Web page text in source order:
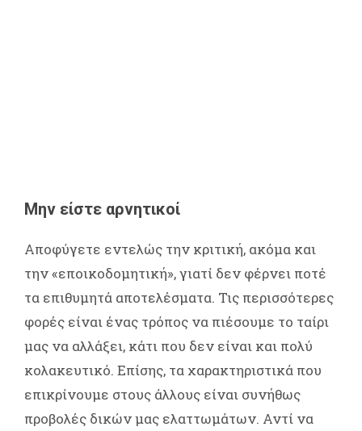
Μην είστε αρνητικοί
Αποφύγετε εντελώς την κριτική, ακόμα και
την «εποικοδομητική», γιατί δεν φέρνει ποτέ
τα επιθυμητά αποτελέσματα. Τις περισσότερες
φορές είναι ένας τρόπος να πιέσουμε το ταίρι
μας να αλλάξει, κάτι που δεν είναι και πολύ
κολακευτικό. Επίσης, τα χαρακτηριστικά που
επικρίνουμε στους άλλους είναι συνήθως
προβολές δικών μας ελαττωμάτων. Αντί να